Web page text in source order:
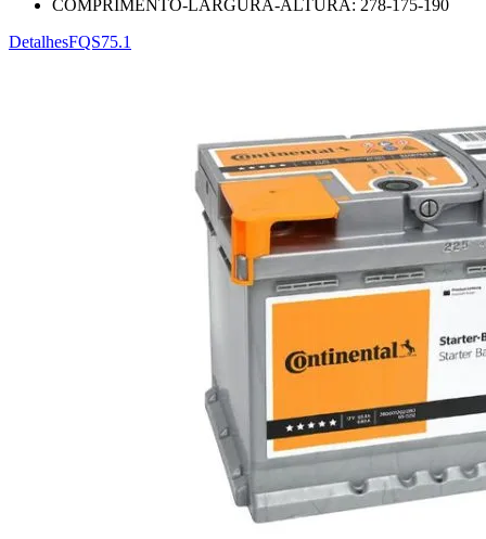
COMPRIMENTO-LARGURA-ALTURA: 278-175-190
DetalhesFQS75.1